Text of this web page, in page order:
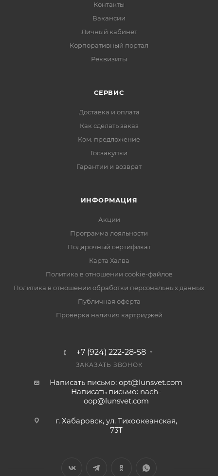
Контакты
Вакансии
Личный кабинет
Корпоративный портал
Реквизиты
СЕРВИС
Доставка и оплата
Как сделать заказ
Ком. предложение
Госзакупки
Гарантии и возврат
ИНФОРМАЦИЯ
Акции
Программа лояльности
Подарочный сертификат
Карта Халва
Политика в отношении cookie-файлов
Политика в отношении обработки персональных данных
Публичная оферта
Проверка наличия картриджей
+7 (924) 222-28-58
ЗАКАЗАТЬ ЗВОНОК
Написать письмо: opt@lunsvet.com
Написать письмо: nach-
oop@lunsvet.com
г. Хабаровск, ул. Тихоокеанская,
73Т